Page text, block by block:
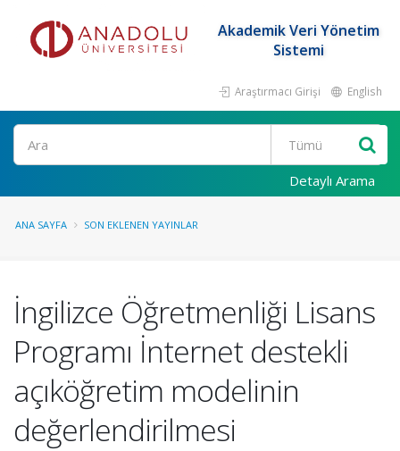
Akademik Veri Yönetim
Sistemi
Araştırmacı Girişi English
Ara
Detaylı Arama
ANA SAYFA SON EKLENEN YAYINLAR
İngilizce Öğretmenliği Lisans
Programı İnternet destekli
açıköğretim modelinin
değerlendirilmesi